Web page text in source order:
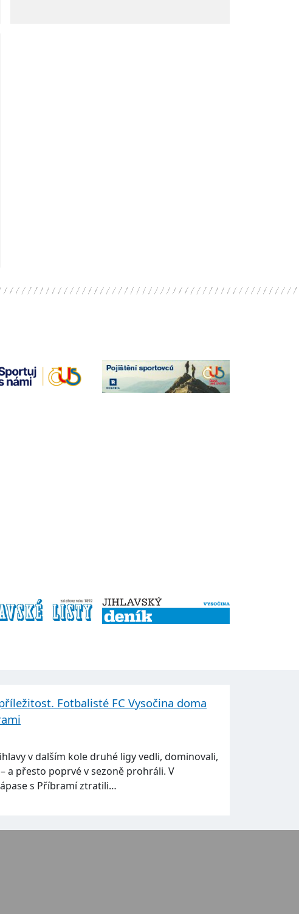
Fotbalisté FC Vysočina doma
v dalším kole druhé ligy vedli, dominovali,
a přesto poprvé v sezoně prohráli. V
s Příbramí ztratili…